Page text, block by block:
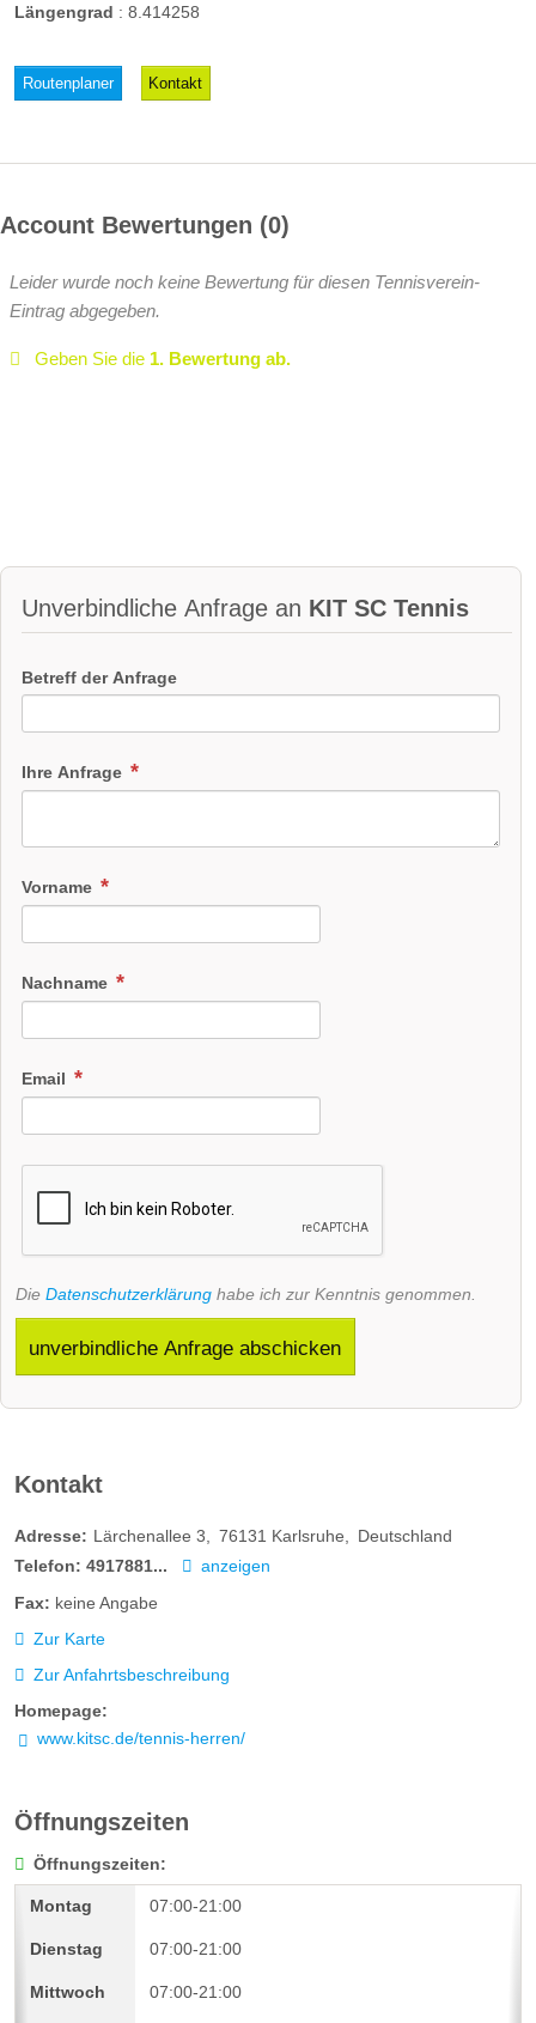
Längengrad : 8.414258
Routenplaner Kontakt
Account Bewertungen 0
Leider wurde noch keine Bewertung für diesen Tennisverein-
Eintrag abgegeben.
Geben Sie die 1. Bewertung ab.
Unverbindliche Anfrage an KIT SC Tennis
Betreff der Anfrage
Ihre Anfrage
Vorname
Nachname
Email
Die Datenschutzerklärung habe ich zur Kenntnis genommen.
unverbindliche Anfrage abschicken
Kontakt
Adresse: Lärchenallee 3 76131 Karlsruhe
Deutschland
Telefon: 4917881...
anzeigen
Fax: keine Angabe
Zur Karte
Zur Anfahrtsbeschreibung
Homepage:
www.kitsc.de/tennis-herren/
Öffnungszeiten
Öffnungszeiten:
07:00-21:00
07:00-21:00
07:00-21:00